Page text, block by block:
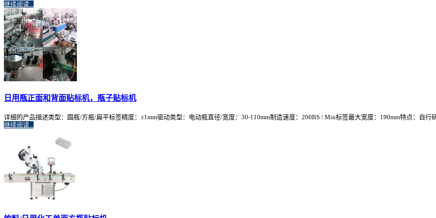
继续阅读...
日用瓶正面和背面贴标机，瓶子贴标机
详细的产品描述类型：圆瓶/方瓶/扁平标签精度：±1mm驱动类型：电动瓶直径/宽度：30-110mm制造速度：200BS / Min标签最大宽度：190mm特点：自行
继续阅读...